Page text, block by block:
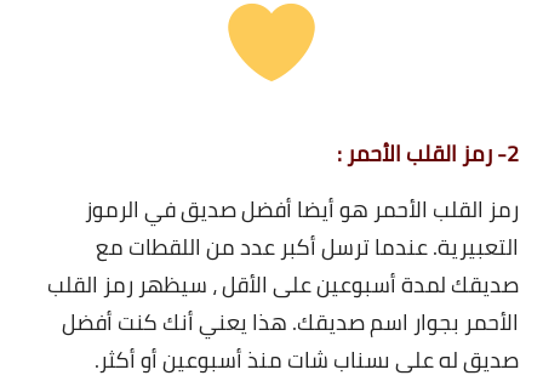
2- رمز القلب الأحمر : ️
رمز القلب الأحمر هو أيضا أفضل صديق في الرموز
التعبيرية. عندما ترسل أكبر عدد من اللقطات مع
صديقك لمدة أسبوعين على الأقل ، سيظهر رمز القلب
الأحمر بجوار اسم صديقك. هذا يعني أنك كنت أفضل
صديق له على ىسناب شات منذ أسبوعين أو أكثر.